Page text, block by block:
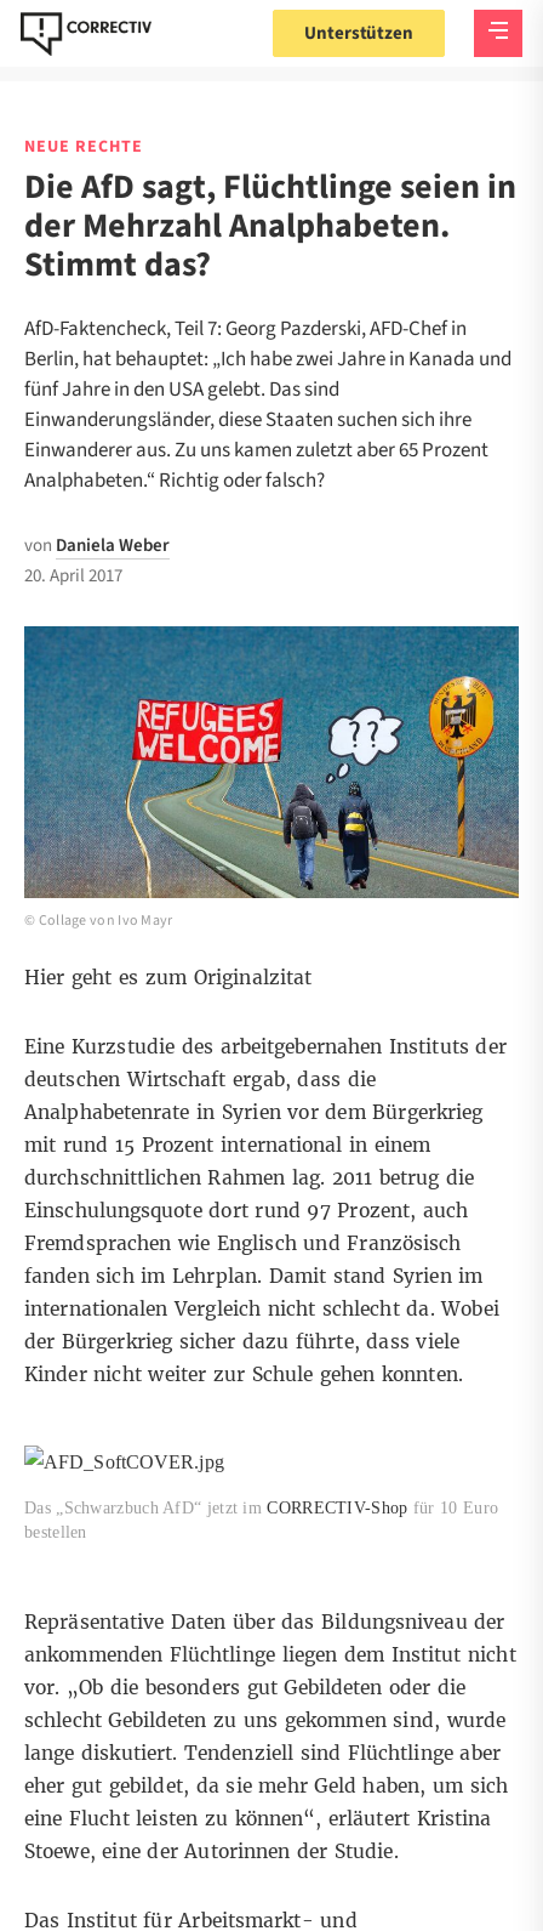
Unterstützen
NEUE RECHTE
Die AfD sagt, Flüchtlinge seien in
der Mehrzahl Analphabeten.
Stimmt das?
AfD-Faktencheck, Teil 7: Georg Pazderski, AFD-Chef in
Berlin, hat behauptet: „Ich habe zwei Jahre in Kanada und
fünf Jahre in den USA gelebt. Das sind
Einwanderungsländer, diese Staaten suchen sich ihre
Einwanderer aus. Zu uns kamen zuletzt aber 65 Prozent
Analphabeten.“ Richtig oder falsch?
von Daniela Weber
20. April 2017
© Collage von Ivo Mayr
Hier geht es zum Originalzitat
Eine Kurzstudie des arbeitgebernahen Instituts der
deutschen Wirtschaft ergab, dass die
Analphabetenrate in Syrien vor dem Bürgerkrieg
mit rund 15 Prozent international in einem
durchschnittlichen Rahmen lag. 2011 betrug die
Einschulungsquote dort rund 97 Prozent, auch
Fremdsprachen wie Englisch und Französisch
fanden sich im Lehrplan. Damit stand Syrien im
internationalen Vergleich nicht schlecht da. Wobei
der Bürgerkrieg sicher dazu führte, dass viele
Kinder nicht weiter zur Schule gehen konnten.
Das „Schwarzbuch AfD“ jetzt imCORRECTIV-Shop für 10 Euro
bestellen
Repräsentative Daten über das Bildungsniveau der
ankommenden Flüchtlinge liegen dem Institut nicht
vor. „Ob die besonders gut Gebildeten oder die
schlecht Gebildeten zu uns gekommen sind, wurde
lange diskutiert. Tendenziell sind Flüchtlinge aber
eher gut gebildet, da sie mehr Geld haben, um sich
eine Flucht leisten zu können“, erläutert Kristina
Stoewe, eine der Autorinnen der Studie.
Das Institut für Arbeitsmarkt- und